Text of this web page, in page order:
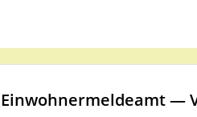
Einwohnermeldeamt—